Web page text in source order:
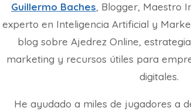
Guillermo Baches, Blogger, Maestro
experto en Inteligencia Artificial y
blog sobre Ajedrez Online,
marketing y recursos útiles para
digitales.
He ayudado a miles de jugadores a